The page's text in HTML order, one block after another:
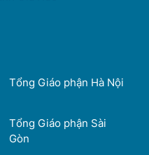
Tổng Giáo phận Hà Nội
Tổng Giáo phận Sài
Gòn